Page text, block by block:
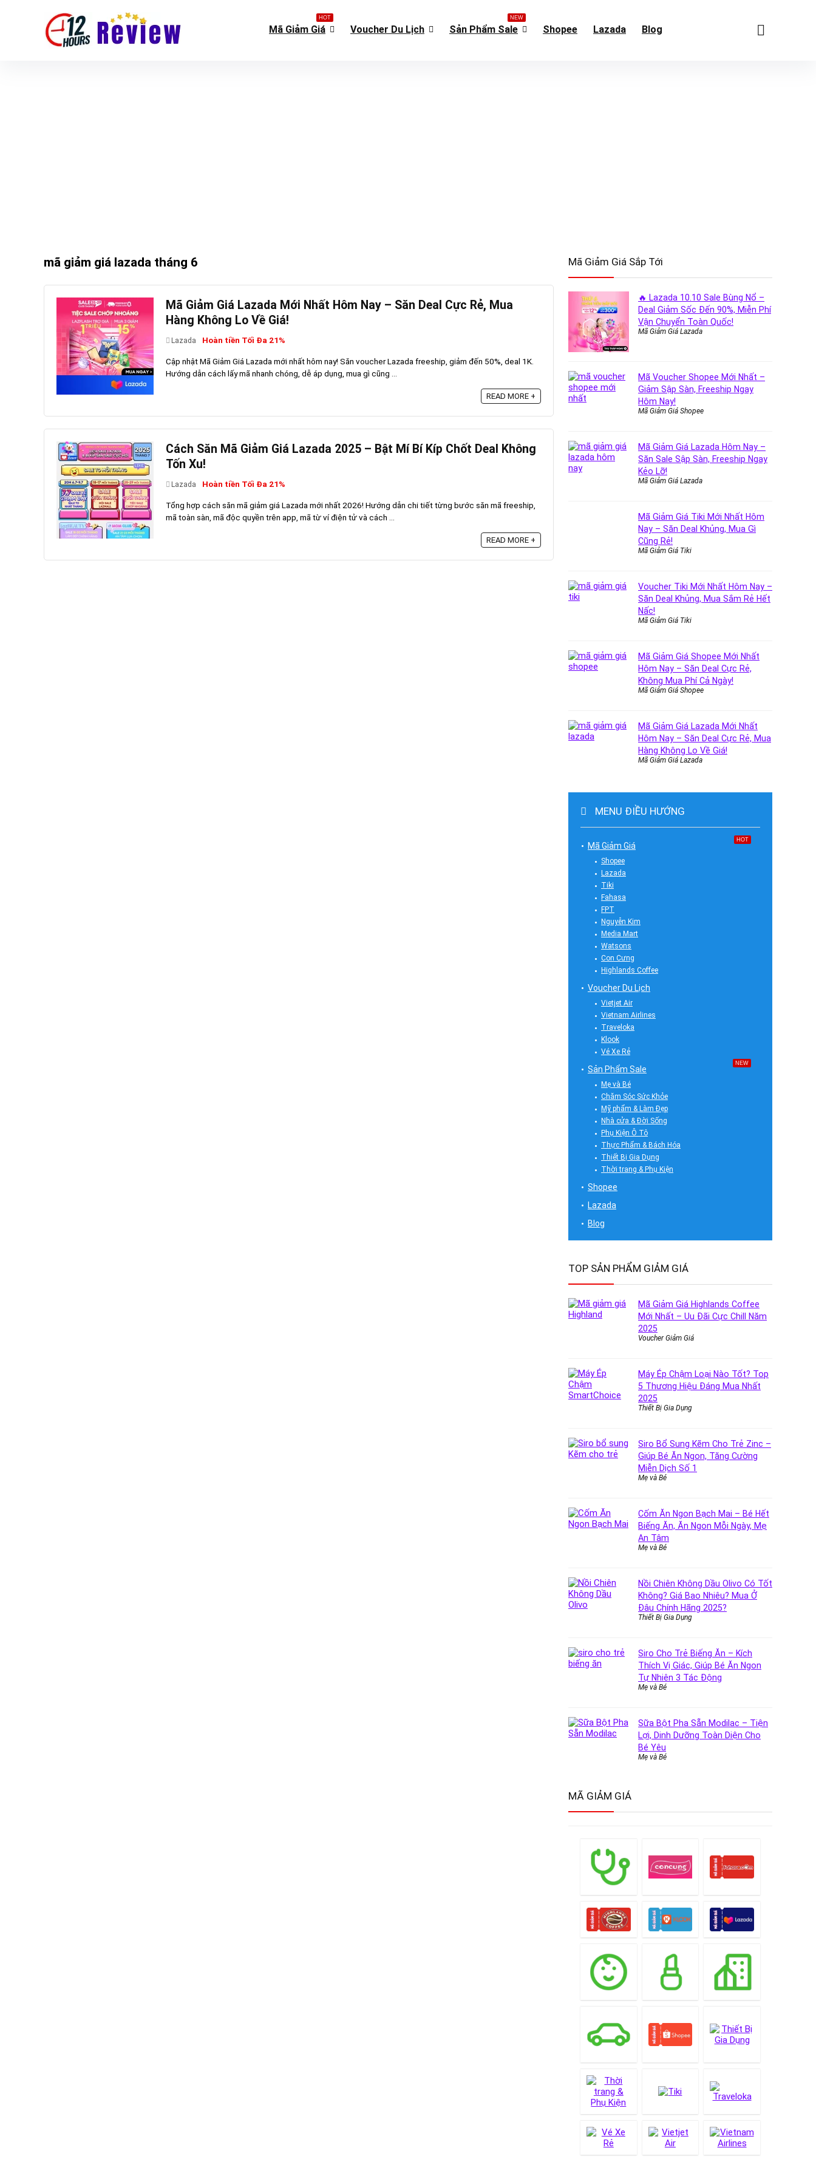
Mã Giảm Giá
HOT
Voucher Du Lịch Sản Phẩm Sale
NEW
Shopee Lazada Blog
mã giảm giá lazada tháng 6
Mã Giảm Giá Lazada Mới Nhất Hôm Nay – Săn Deal Cực Rẻ, Mua
Hàng Không Lo Về Giá!
Lazada Hoàn tiền Tối Đa 21%
Cập nhật Mã Giảm Giá Lazada mới nhất hôm nay! Săn voucher Lazada freeship, giảm đến 50%, deal 1K.
Hướng dẫn cách lấy mã nhanh chóng, dễ áp dụng, mua gì cũng ...
READ MORE +
Cách Săn Mã Giảm Giá Lazada 2025 – Bật Mí Bí Kíp Chốt Deal Không
Tốn Xu!
Lazada Hoàn tiền Tối Đa 21%
Tổng hợp cách săn mã giảm giá Lazada mới nhất 2026! Hướng dẫn chi tiết từng bước săn mã freeship,
mã toàn sàn, mã độc quyền trên app, mã từ ví điện tử và cách ...
READ MORE +
Mã Giảm Giá Sắp Tới
🔥 Lazada 10.10 Sale Bùng Nổ –
Deal Giảm Sốc Đến 90%, Miễn Phí
Vận Chuyển Toàn Quốc!
Mã Giảm Giá Lazada
Mã Voucher Shopee Mới Nhất –
Giảm Sập Sàn, Freeship Ngay
Hôm Nay!
Mã Giảm Giá Shopee
Mã Giảm Giá Lazada Hôm Nay –
Săn Sale Sập Sàn, Freeship Ngay
Kẻo Lỡ!
Mã Giảm Giá Lazada
Mã Giảm Giá Tiki Mới Nhất Hôm
Nay – Săn Deal Khủng, Mua Gì
Cũng Rẻ!
Mã Giảm Giá Tiki
Voucher Tiki Mới Nhất Hôm Nay –
Săn Deal Khủng, Mua Sắm Rẻ Hết
Nấc!
Mã Giảm Giá Tiki
Mã Giảm Giá Shopee Mới Nhất
Hôm Nay – Săn Deal Cực Rẻ,
Không Mua Phí Cả Ngày!
Mã Giảm Giá Shopee
Mã Giảm Giá Lazada Mới Nhất
Hôm Nay – Săn Deal Cực Rẻ, Mua
Hàng Không Lo Về Giá!
Mã Giảm Giá Lazada
MENU ĐIỀU HƯỚNG
Mã Giảm Giá
HOT
Shopee
Lazada
Tiki
Fahasa
FPT
Nguyễn Kim
Media Mart
Watsons
Con Cưng
Highlands Coffee
Voucher Du Lịch
Vietjet Air
Vietnam Airlines
Traveloka
Klook
Vé Xe Rẻ
Sản Phẩm Sale
NEW
Mẹ và Bé
Chăm Sóc Sức Khỏe
Mỹ phẩm & Làm Đẹp
Nhà cửa & Đời Sống
Phụ Kiện Ô Tô
Thực Phẩm & Bách Hóa
Thiết Bị Gia Dụng
Thời trang & Phụ Kiện
Shopee
Lazada
Blog
TOP SẢN PHẨM GIẢM GIÁ
Mã Giảm Giá Highlands Coffee
Mới Nhất – Uu Đãi Cực Chill Năm
2025
Voucher Giảm Giá
Máy Ép Chậm Loại Nào Tốt? Top
5 Thương Hiệu Đáng Mua Nhất
2025
Thiết Bị Gia Dụng
Siro Bổ Sung Kẽm Cho Trẻ Zinc –
Giúp Bé Ăn Ngon, Tăng Cường
Miễn Dịch Số 1
Mẹ và Bé
Cốm Ăn Ngon Bạch Mai – Bé Hết
Biếng Ăn, Ăn Ngon Mỗi Ngày, Mẹ
An Tâm
Mẹ và Bé
Nồi Chiên Không Dầu Olivo Có Tốt
Không? Giá Bao Nhiêu? Mua Ở
Đâu Chính Hãng 2025?
Thiết Bị Gia Dụng
Siro Cho Trẻ Biếng Ăn – Kích
Thích Vị Giác, Giúp Bé Ăn Ngon
Tự Nhiên 3 Tác Động
Mẹ và Bé
Sữa Bột Pha Sẵn Modilac – Tiện
Lợi, Dinh Dưỡng Toàn Diện Cho
Bé Yêu
Mẹ và Bé
MÃ GIẢM GIÁ